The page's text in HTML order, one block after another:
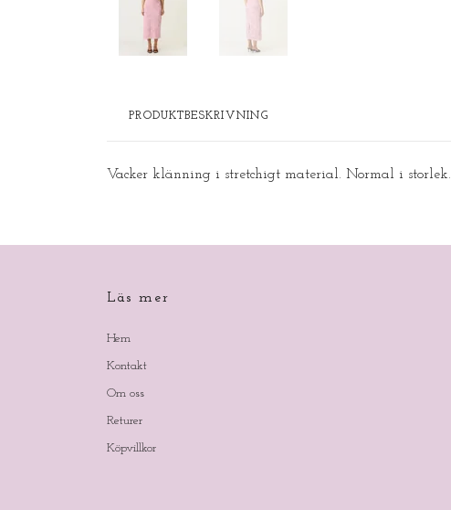
PRODUKTBESKRIVNING
Vacker klänning i stretchigt material. Normal i storlek.
Läs mer
Hem
Kontakt
Om oss
Returer
Köpvillkor